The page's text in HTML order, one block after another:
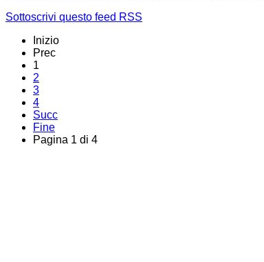
Sottoscrivi questo feed RSS
Inizio
Prec
1
2
3
4
Succ
Fine
Pagina 1 di 4